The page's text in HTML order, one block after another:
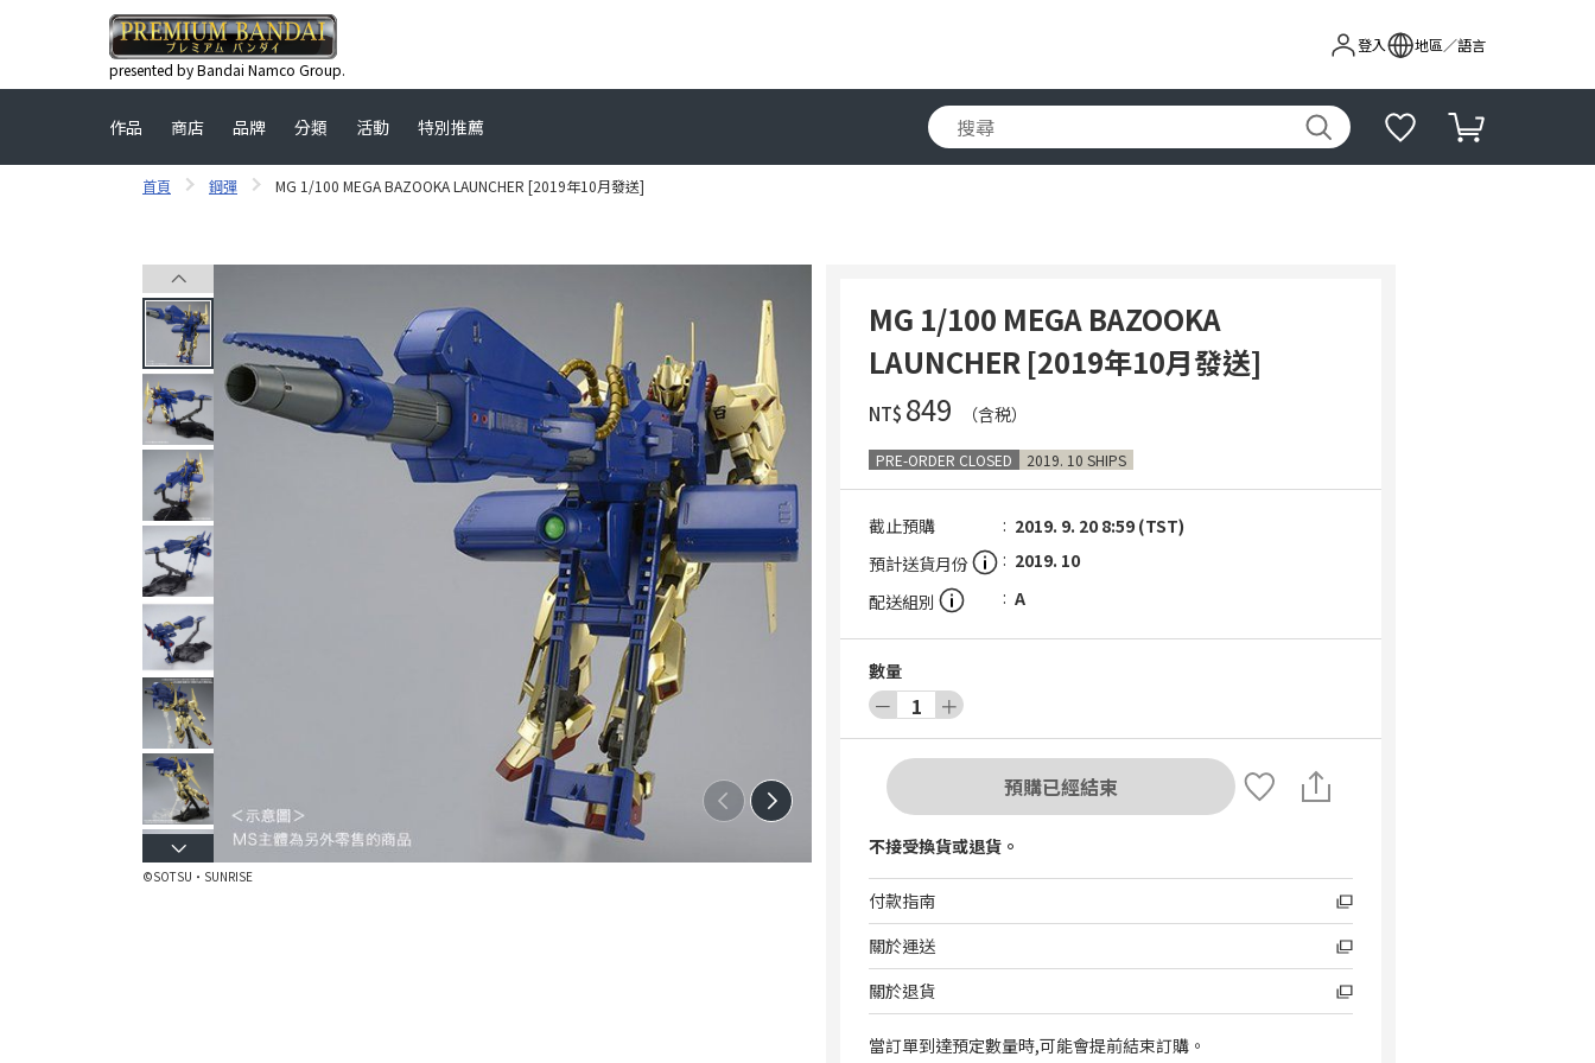
presented by Bandai Namco Group.
登入 地區／語言
作品 商店 品牌 分類 活動 特別推薦
首頁 鋼彈 MG 1/100 MEGA BAZOOKA LAUNCHER [2019年10月發送]
©SOTSU・SUNRISE
MG 1/100 MEGA BAZOOKA
LAUNCHER [2019年10月發送]
NT$ ‌849 （含税）
PRE-ORDER CLOSED 2019. 10 SHIPS
截止預購
2019. 9. 20 8:59 (TST)
預計送貨月份
2019. 10
配送組別
A
數量
－ 1 ＋
預購已經結束
不接受換貨或退貨。
付款指南
關於運送
關於退貨
當訂單到達預定數量時,可能會提前結束訂購。